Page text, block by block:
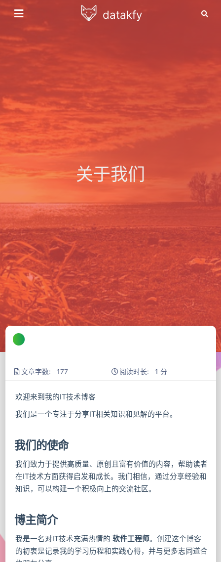
datakfy
关于我们
文章字数: 177 阅读时长: 1 分
欢迎来到我的IT技术博客
我们是一个专注于分享IT相关知识和见解的平台。
我们的使命
我们致力于提供高质量、原创且富有价值的内容，帮助读者
在IT技术方面获得启发和成长。我们相信，通过分享经验和
知识，可以构建一个积极向上的交流社区。
博主简介
我是一名对IT技术充满热情的 软件工程师。创建这个博客
的初衷是记录我的学习历程和实践心得，并与更多志同道合